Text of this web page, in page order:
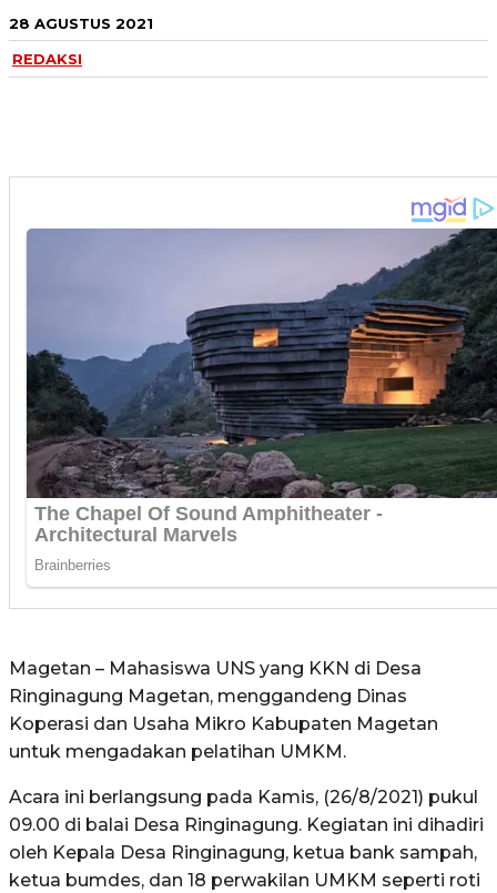
28 AGUSTUS 2021
REDAKSI
Magetan – Mahasiswa UNS yang KKN di Desa
Ringinagung Magetan, menggandeng Dinas
Koperasi dan Usaha Mikro Kabupaten Magetan
untuk mengadakan pelatihan UMKM.
Acara ini berlangsung pada Kamis, (26/8/2021) pukul
09.00 di balai Desa Ringinagung. Kegiatan ini dihadiri
oleh Kepala Desa Ringinagung, ketua bank sampah,
ketua bumdes, dan 18 perwakilan UMKM seperti roti